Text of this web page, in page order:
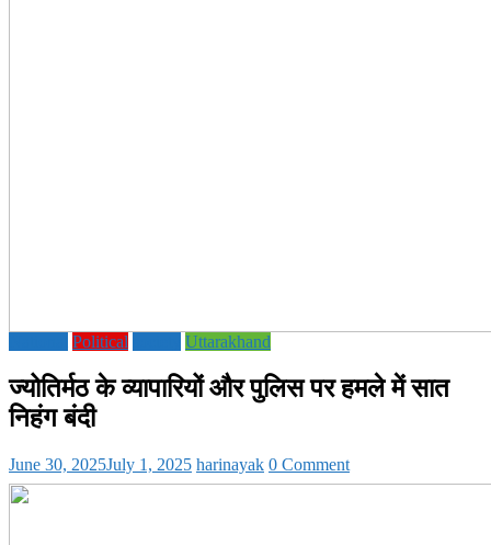
Political Uttarakhand
ज्योतिर्मठ के व्यापारियों और पुलिस पर हमले में सात
निहंग बंदी
June 30, 2025July 1, 2025 harinayak 0 Comment